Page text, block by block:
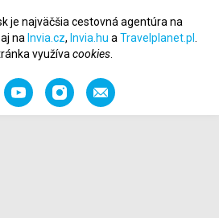
je najväčšia cestovná agentúra na
na Invia.cz, Invia.hu a Travelplanet.pl
využíva cookies.
YouTubeInstagramOdporučiť